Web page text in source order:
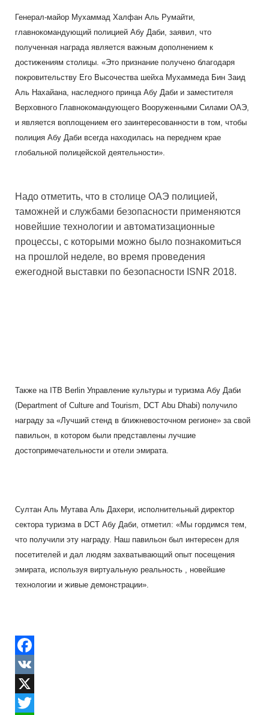
Генерал-майор Мухаммад Халфан Аль Румайти,
главнокомандующий полицией Абу Даби, заявил, что
полученная награда является важным дополнением к
достижениям столицы. «Это признание получено благодаря
покровительству Его Высочества шейха Мухаммеда Бин Заид
Аль Нахайана, наследного принца Абу Даби и заместителя
Верховного Главнокомандующего Вооруженными Силами ОАЭ,
и является воплощением его заинтересованности в том, чтобы
полиция Абу Даби всегда находилась на переднем крае
глобальной полицейской деятельности».
Надо отметить, что в столице ОАЭ полицией,
таможней и службами безопасности применяются
новейшие технологии и автоматизационные
процессы, с которыми можно было познакомиться
на прошлой неделе, во время проведения
ежегодной выставки по безопасности ISNR 2018.
Также на ITB Berlin Управление культуры и туризма Абу Даби
(Department of Culture and Tourism, DCT Abu Dhabi) получило
награду за «Лучший стенд в ближневосточном регионе» за свой
павильон, в котором были представлены лучшие
достопримечательности и отели эмирата.
Султан Аль Мутава Аль Дахери, исполнительный директор
сектора туризма в DCT Абу Даби, отметил: «Мы гордимся тем,
что получили эту награду. Наш павильон был интересен для
посетителей и дал людям захватывающий опыт посещения
эмирата, используя виртуальную реальность , новейшие
технологии и живые демонстрации».
F
a
c
V
K
X